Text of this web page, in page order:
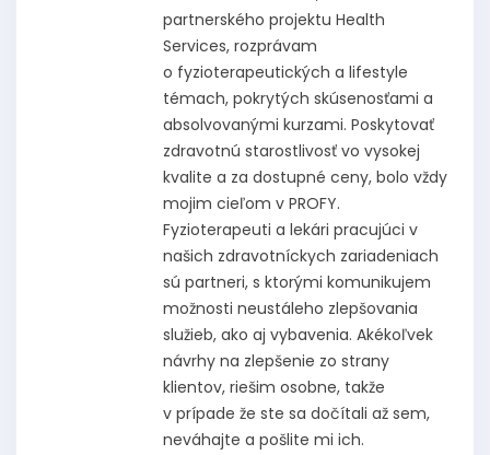
partnerského projektu Health
Services, rozprávam
o fyzioterapeutických a lifestyle
témach, pokrytých skúsenosťami a
absolvovanými kurzami. Poskytovať
zdravotnú starostlivosť vo vysokej
kvalite a za dostupné ceny, bolo vždy
mojim cieľom v PROFY.
Fyzioterapeuti a lekári pracujúci v
našich zdravotníckych zariadeniach
sú partneri, s ktorými komunikujem
možnosti neustáleho zlepšovania
služieb, ako aj vybavenia. Akékoľvek
návrhy na zlepšenie zo strany
klientov, riešim osobne, takže
v prípade že ste sa dočítali až sem,
neváhajte a pošlite mi ich.